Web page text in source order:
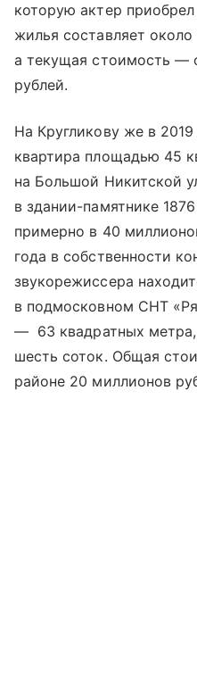
которую актер
жилья составляет
а текущая стоимость —
рублей.
На Кругликову же в
квартира площадью 45
на Большой Никитской
в здании-памятнике
примерно в 40
года в собственности
звукорежиссера
в подмосковном СНТ
— 63 квадратных
шесть соток. Общая
районе 20 миллионов